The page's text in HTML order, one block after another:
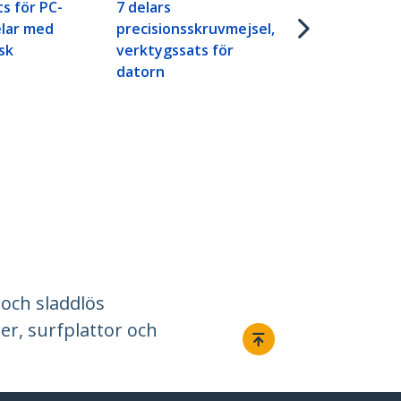
för PC-
med
7 delars
precisionsskruvmejsel,
verktygssats för
datorn
sladdlös
surfplattor och